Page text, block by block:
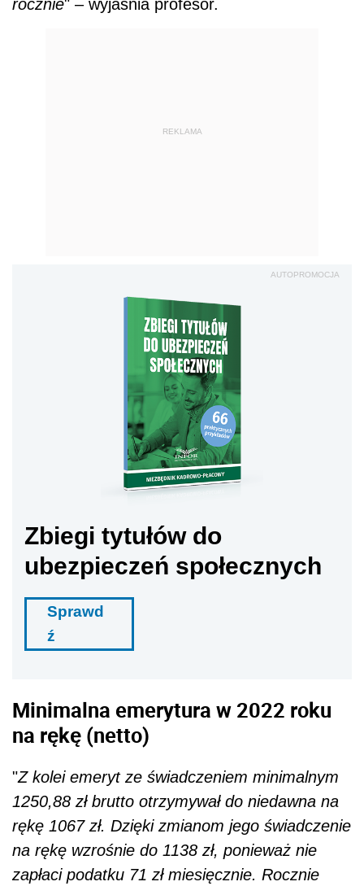
rocznie" – wyjaśnia profesor.
REKLAMA
AUTOPROMOCJA
Zbiegi tytułów do
ubezpieczeń społecznych
Sprawd
ź
Minimalna emerytura w 2022 roku
na rękę (netto)
"Z kolei emeryt ze świadczeniem minimalnym
1250,88 zł brutto otrzymywał do niedawna na
rękę 1067 zł. Dzięki zmianom jego świadczenie
na rękę wzrośnie do 1138 zł, ponieważ nie
zapłaci podatku 71 zł miesięcznie. Rocznie